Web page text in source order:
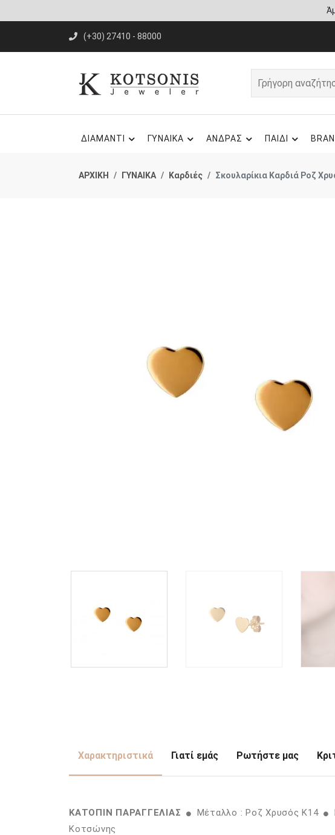
(+30) 27410 - 88000
ΔΙΑΜΑΝΤΙ ΓΥΝΑΙΚΑ ΑΝΔΡΑΣ ΠΑΙΔΙ
ΑΡΧΙΚΗ ΓΥΝΑΙΚΑ Καρδιές Σκουλαρίκια Καρδιά Ροζ
Χαρακτηριστικά Γιατί εμάς Ρωτήστε μας
ΚΑΤΟΠΙΝ ΠΑΡΑΓΓΕΛΙΑΣ Μέταλλο : Ροζ Χρυσός K14
Κοτσώνης